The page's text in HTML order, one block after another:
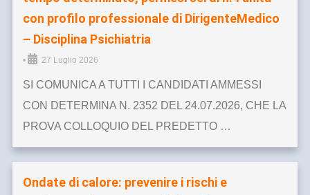
con profilo professionale di DirigenteMedico
– Disciplina Psichiatria
• 27 Luglio 2026
SI COMUNICA A TUTTI I CANDIDATI AMMESSI
CON DETERMINA N. 2352 DEL 24.07.2026, CHE LA
PROVA COLLOQUIO DEL PREDETTO …
Ondate di calore: prevenire i rischi e